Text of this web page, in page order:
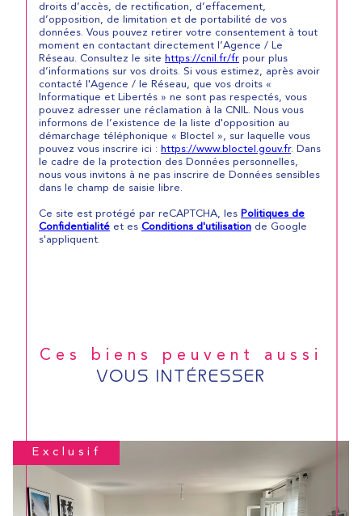
droits d’accès, de rectification, d’effacement,
d’opposition, de limitation et de portabilité de vos
données. Vous pouvez retirer votre consentement à tout
moment en contactant directement l’Agence / Le
Réseau. Consultez le site https://cnil.fr/fr pour plus
d’informations sur vos droits. Si vous estimez, après avoir
contacté l'Agence / le Réseau, que vos droits «
Informatique et Libertés » ne sont pas respectés, vous
pouvez adresser une réclamation à la CNIL. Nous vous
informons de l’existence de la liste d'opposition au
démarchage téléphonique « Bloctel », sur laquelle vous
pouvez vous inscrire ici : https://www.bloctel.gouv.fr. Dans
le cadre de la protection des Données personnelles,
nous vous invitons à ne pas inscrire de Données sensibles
dans le champ de saisie libre.
Ce site est protégé par reCAPTCHA, les Politiques de
Confidentialité et es Conditions d'utilisation de Google
s'appliquent.
Ces biens peuvent aussi
VOUS INTÉRESSER
Exclusif